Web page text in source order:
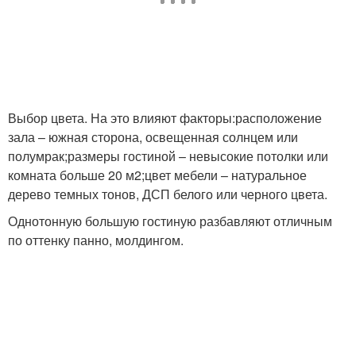
Выбор цвета. На это влияют факторы:расположение
зала – южная сторона, освещенная солнцем или
полумрак;размеры гостиной – невысокие потолки или
комната больше 20 м2;цвет мебели – натуральное
дерево темных тонов, ДСП белого или черного цвета.
Однотонную большую гостиную разбавляют отличным
по оттенку панно, молдингом.